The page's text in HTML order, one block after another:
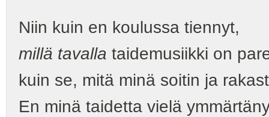
Niin kuin en koulussa tiennyt,
millä tavalla taidemusiikki on
kuin se, mitä minä soitin ja
En minä taidetta vielä